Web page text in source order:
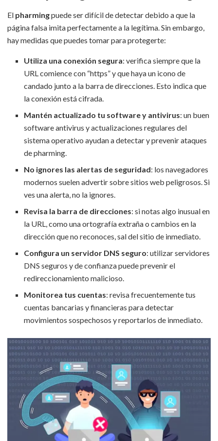
El pharmingpuede ser difícil de detectar debido a que la
página falsa imita perfectamente a la legítima. Sin embargo,
hay medidas que puedes tomar para protegerte:
Utiliza una conexión segura: verifica siempre que la
URL comience con “https” y que haya un icono de
candado junto a la barra de direcciones. Esto indica que
la conexión está cifrada.
Mantén actualizado tu software y antivirus: un buen
software antivirus y actualizaciones regulares del
sistema operativo ayudan a detectar y prevenir ataques
de pharming.
No ignores las alertas de seguridad: los navegadores
modernos suelen advertir sobre sitios web peligrosos. Si
ves una alerta, no la ignores.
Revisa la barra de direcciones: si notas algo inusual en
la URL, como una ortografía extraña o cambios en la
dirección que no reconoces, sal del sitio de inmediato.
Configura un servidor DNS seguro: utilizar servidores
DNS seguros y de confianza puede prevenir el
redireccionamiento malicioso.
Monitorea tus cuentas: revisa frecuentemente tus
cuentas bancarias y financieras para detectar
movimientos sospechosos y reportarlos de inmediato.